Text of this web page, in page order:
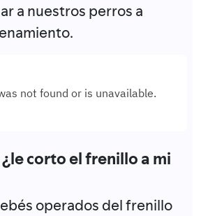
a nuestros perros a
corto el frenillo a mi
operados del frenillo